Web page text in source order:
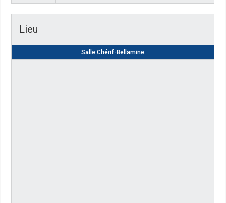
Lieu
Salle Chérif-Bellamine